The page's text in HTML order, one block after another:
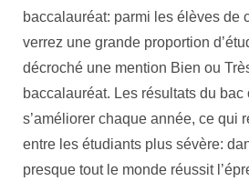
baccalauréat: parmi les élèves de
verrez une grande proportion
décroché une mention Bien ou
baccalauréat. Les résultats du bac
s’améliorer chaque année, ce qui
entre les étudiants plus sévère:
presque tout le monde réussit